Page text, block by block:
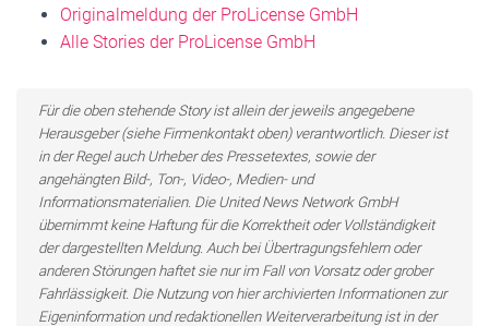
Originalmeldung der ProLicense GmbH
Alle Stories der ProLicense GmbH
Für die oben stehende Story ist allein der jeweils angegebene
Herausgeber (siehe Firmenkontakt oben) verantwortlich. Dieser ist
in der Regel auch Urheber des Pressetextes, sowie der
angehängten Bild-, Ton-, Video-, Medien- und
Informationsmaterialien. Die United News Network GmbH
übernimmt keine Haftung für die Korrektheit oder Vollständigkeit
der dargestellten Meldung. Auch bei Übertragungsfehlern oder
anderen Störungen haftet sie nur im Fall von Vorsatz oder grober
Fahrlässigkeit. Die Nutzung von hier archivierten Informationen zur
Eigeninformation und redaktionellen Weiterverarbeitung ist in der